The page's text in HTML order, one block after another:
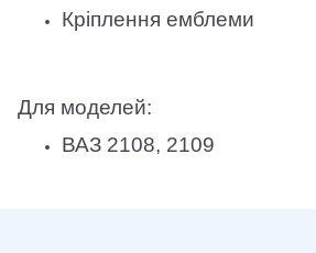
Кріплення емблеми
Для моделей:
ВАЗ 2108, 2109